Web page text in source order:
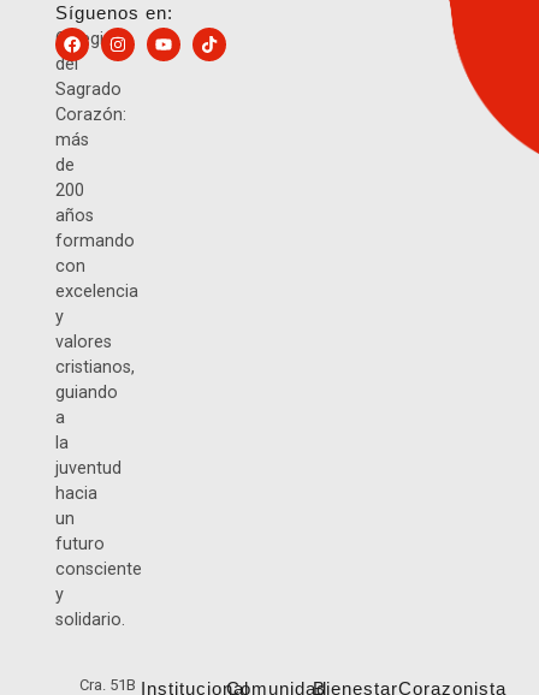
Colegio
del
Sagrado
Corazón:
más
de
200
años
formando
con
excelencia
y
valores
cristianos,
guiando
a
la
juventud
hacia
un
futuro
consciente
y
solidario.
Síguenos en:
Cra. 51B InstitucionalComunidadBienestarCorazonista